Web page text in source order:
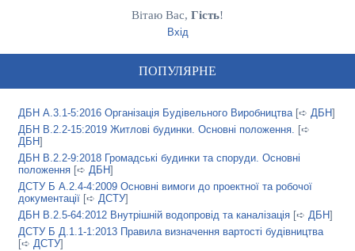
Вітаю Вас, Гість!
Вхід
ПОПУЛЯРНЕ
ДБН А.3.1-5:2016 Організація Будівельного Виробництва[➪ ДБН]
ДБН В.2.2-15:2019 Житлові будинки. Основні положення. [➪
ДБН]
ДБН В.2.2-9:2018 Громадські будинки та споруди. Основні
положення [➪ ДБН]
ДСТУ Б А.2.4-4:2009 Основні вимоги до проектної та робочої
документації [➪ ДСТУ]
ДБН В.2.5-64:2012 Внутрішній водопровід та каналізація [➪ ДБН]
ДСТУ Б Д.1.1-1:2013 Правила визначення вартості будівництва
[➪ ДСТУ]